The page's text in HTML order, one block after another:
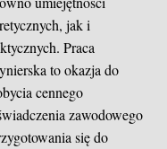
jak i
Praca
to okazja do
cennego
zawodowego
się do